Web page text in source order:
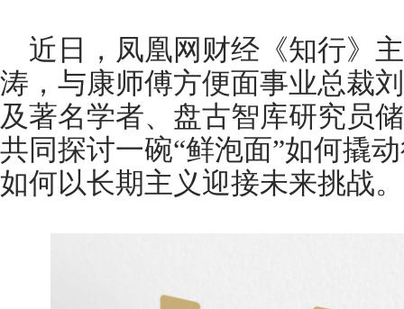
近日，凤凰网财经《知行》
涛，与康师傅方便面事业总裁
及著名学者、盘古智库研究员
共同探讨一碗“鲜泡面”如何撬
如何以长期主义迎接未来挑战。